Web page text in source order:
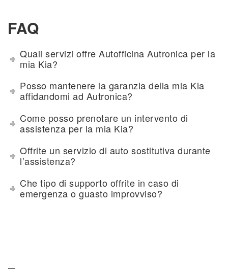
FAQ
Quali servizi offre Autofficina Autronica per la
mia Kia?
Posso mantenere la garanzia della mia Kia
affidandomi ad Autronica?
Come posso prenotare un intervento di
assistenza per la mia Kia?
Offrite un servizio di auto sostitutiva durante
l’assistenza?
Che tipo di supporto offrite in caso di
emergenza o guasto improvviso?
—